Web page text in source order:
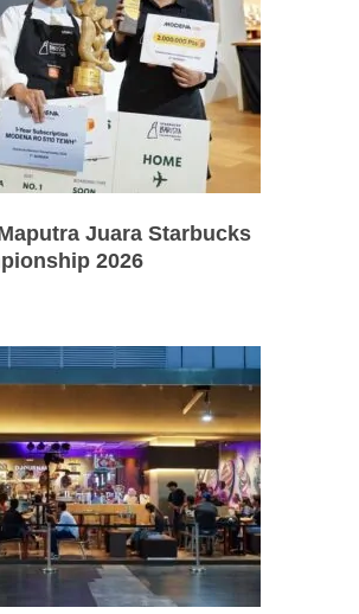
Juara Starbucks
2026